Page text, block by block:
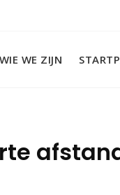
WIE WE ZIJN